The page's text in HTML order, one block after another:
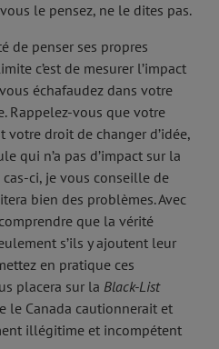
le pensez, ne le dites pas.
de penser ses propres
c’est de mesurer l’impact
échafaudez dans votre
Rappelez-vous que votre
votre droit de changer d’idée,
qui n’a pas d’impact sur la
ci, je vous conseille de
bien des problèmes. Avec
que la vérité
s’ils y ajoutent leur
en pratique ces
placera sur la Black-List
le Canada cautionnerait et
illégitime et incompétent